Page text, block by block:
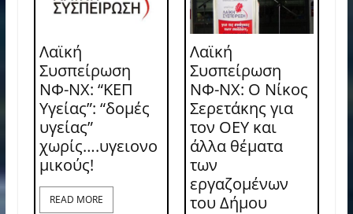
Λαϊκή
Συσπείρωση
ΝΦ-ΝΧ: “ΚΕΠ
Υγείας”: “δομές
υγείας”
χωρίς….υγειονο
μικούς!
READ MORE
Λαϊκή
Συσπείρωση
ΝΦ-ΝΧ: O Νίκος
Σερετάκης για
τον ΟΕΥ και
άλλα θέματα
των
εργαζομένων
του Δήμου